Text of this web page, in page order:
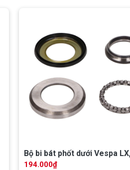
Bộ bi bát phốt dưới Vespa
Piaggio Lib,…3V – 65007545
194.000₫